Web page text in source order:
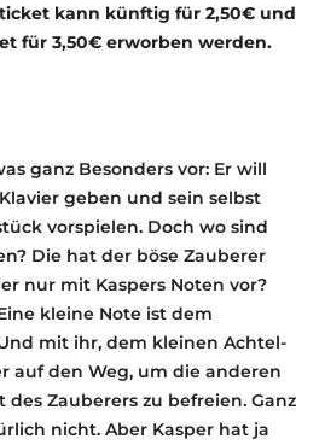
kann künftig für 2,50€ und
für 3,50€ erworben werden.
ganz Besonders vor: Er will
geben und sein selbst
vorspielen. Doch wo sind
Die hat der böse Zauberer
nur mit Kaspers Noten vor?
kleine Note ist dem
mit ihr, dem kleinen Achtel-
auf den Weg, um die anderen
des Zauberers zu befreien. Ganz
nicht. Aber Kasper hat ja